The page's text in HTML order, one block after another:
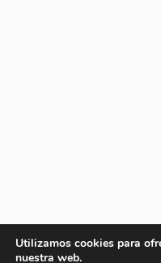
Utilizamos cookies para
nuestra web.